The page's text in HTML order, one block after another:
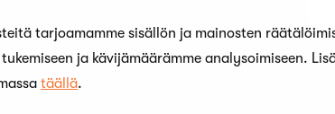
tarjoamamme sisällön ja mainosten
ja kävijämäärämme analysoimiseen.
täällä.